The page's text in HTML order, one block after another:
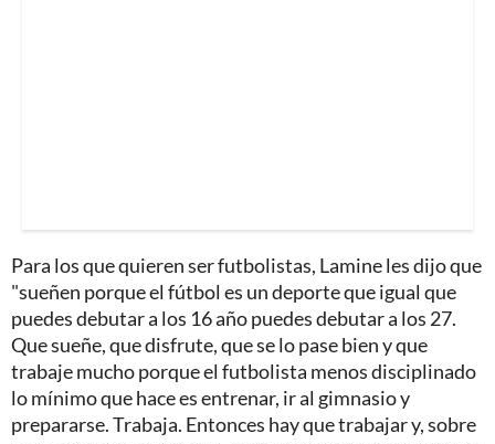
Para los que quieren ser futbolistas, Lamine les dijo que
"sueñen porque el fútbol es un deporte que igual que
puedes debutar a los 16 año puedes debutar a los 27.
Que sueñe, que disfrute, que se lo pase bien y que
trabaje mucho porque el futbolista menos disciplinado
lo mínimo que hace es entrenar, ir al gimnasio y
prepararse. Trabaja. Entonces hay que trabajar y, sobre